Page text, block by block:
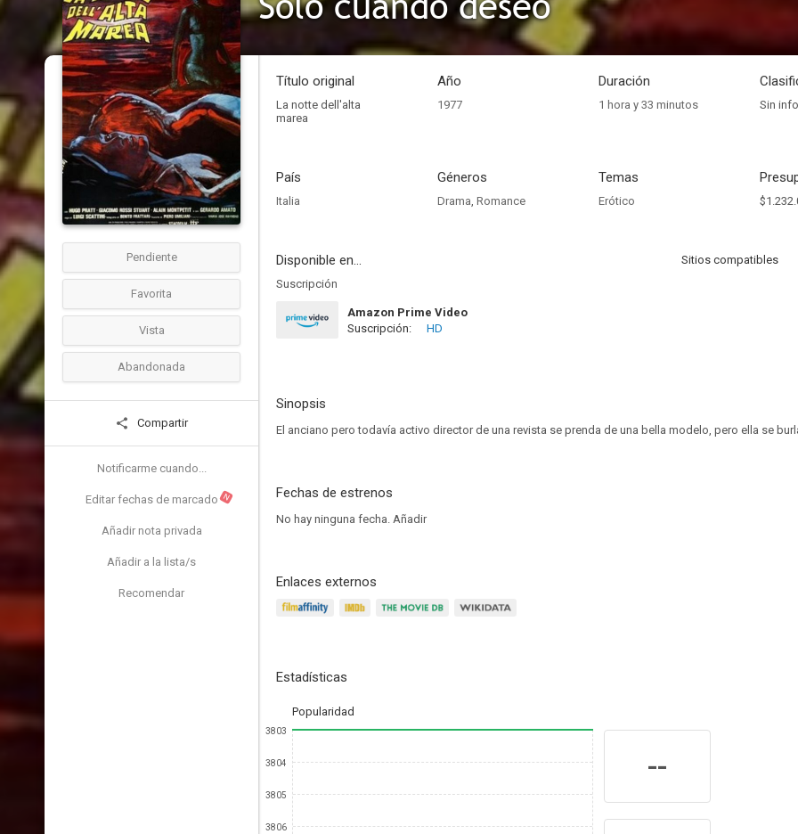
Pendiente
Favorita
Vista
Abandonada
Compartir
Notificarme cuando...
Editar fechas de marcado N
Añadir nota privada
Añadir a la lista/s
Recomendar
Título original
La notte dell'alta
marea
Año
1977
Duración
1 hora y 33 minutos Sin
País
Italia
Géneros
Drama, Romance
Temas
Erótico
Disponible en...
Sitios compatibles
Suscripción
Amazon Prime Video
Suscripción:
HD
Sinopsis
El anciano pero todavía activo director de una revista se prenda de una bella modelo, pero ella se
Fechas de estrenos
No hay ninguna fecha. Añadir
Enlaces externos
Estadísticas
Popularidad
3803
3804
3805
3806
--